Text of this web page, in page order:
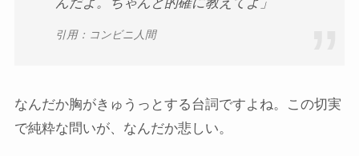
引用：コンビニ人間
なんだか胸がきゅうっとする台詞ですよね。この切実
で純粋な問いが、なんだか悲しい。